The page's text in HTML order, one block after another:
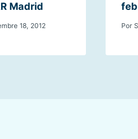
Madrid
18, 2012 Por